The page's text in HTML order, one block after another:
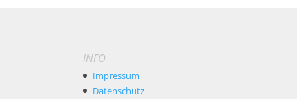
INFO
Impressum
Datenschutz